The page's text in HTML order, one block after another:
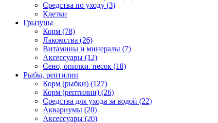
Средства по уходу (3)
Клетки
Грызуны
Корм (78)
Лакомства (26)
Витамины и минералы (7)
Аксессуары (12)
Сено, опилки. песок (18)
Рыбы, рептилии
Корм (рыбки) (127)
Корм (рептилии) (26)
Средства для ухода за водой (22)
Аквариумы (20)
Аксессуары (20)